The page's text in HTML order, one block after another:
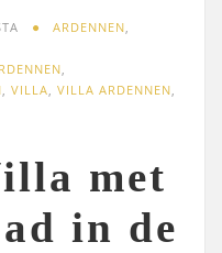
ARDENNEN,
,
,VILLA,VILLA ARDENNEN,
met
in de